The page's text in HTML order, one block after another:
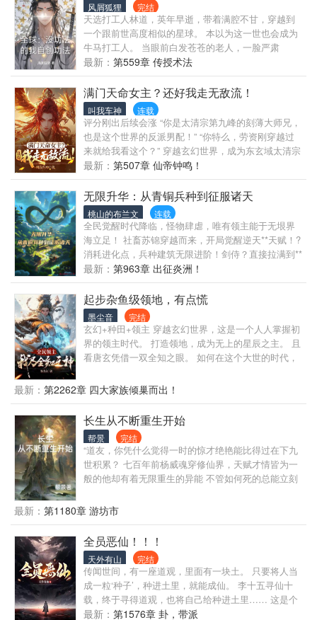
风屑狐狸 完结
天选打工人林道，英年早逝，带着满腔不甘，穿越到
一个跟前世高度相似的星球。 本以为这一世也会成为
牛马打工人。 当眼前白发苍苍的老人，一脸严肃
道：“少爷请节哀，老爷夫人已过逝，还请您保重身
体。” 说完慎重着递送来一份遗嘱，续道：“还请少爷
再遗嘱签上名字”。 林道一脸懵逼的接过遗嘱，签下名
字，难道老子这是财政自由了？ 直到着眼前的破败荒
凉的老宅，林道嘴唇抽搐，眼前一黑…… 这是未法时
代，修行者早己隐蔽山林，不被凡人所见。林道因一
块古老玉佩，开启一段传奇……
最新： 第559章 传授术法
满门天命女主？还好我走无敌流！
叫我车神 连载
评分刚出后续会涨 “你是太清宗第九峰的刻薄大师兄，
也是这个世界的反派男配！” “你特么，劳资刚穿越过
来就给我看这个？” 穿越玄幻世界，成为东玄域太清宗
第九峰首席大弟子的苏长歌睁开眼就看到了自己的结
局。 反派？ 你有见过这么帅的反派吗？ “？？？” “暖
床我勉强可以，暖心我怎么暖，胸口对胸口？” “我暖
你....”苏长歌脏话刚到嘴边，看到奖励是那悟性逆天之
后又咽了回去。 “哈哈哈，好啊，悟性逆天好！”
............ 我叫柳如烟。 是灵界女帝转世。 今天我正准
备和剥削了我三年的师兄摊牌了。 可渐渐我发现，原
来是我误会大师兄了。 “大师兄，对不起！”柳如烟愧
疚道。 苏长歌感受着暴涨的境界温润道：“傻丫头，没
事的...” “大师兄不善言辞，但对我们从不藏私！”女剑
仙宁扶摇笃定道。 “二师姐和大师姐说的都对！”万妖
女王涂幼幼如是说。 然而当师妹们眸然回首时才发
现，大师兄早就无敌诸天万界了！ 本书又名：
最新： 第507章 仙帝钟鸣！
无限升华：从青铜兵种到征服诸天
桃山的布兰文 连载
全民觉醒时代降临，怪物肆虐，唯有领主能于无垠界
海立足！ 社畜苏锦穿越而来，开局觉醒逆天**天赋！?
消耗进化点，兵种建筑无限进阶！剑侍？直接拉满到**
形态！属性暴涨500%？附加神级能力！ 诸天版本
最新： 第963章 出征炎洲！
起步杂鱼级领地，有点慌
墨尘音 完结
玄幻+种田+领主 穿越玄幻世界，这是一个人人掌握初
界的领主时代。 打造领地，成为无上的星辰之主。 且
看唐玄凭借一双全知之眼。 如何在这个大世的时代，
最新： 第2262章 四大家族倾巢而出！
长生从不断重生开始
帮景 完结
“道友，你凭什么觉得一时的惊才绝艳能比得过在下九
世积累？ 七百年前杨威魂穿修仙界，天赋才情皆为一
般的他却有着无限重生的异能 不管如何死的总能立刻
他有着超乎常人的修仙经验 七百年后历经八世轮回的
杨威终成“金丹大修”，“炼丹大师” 遗憾最终被人暗算身
死道消，好在杨威早有准备，提前便为第九世藏好丰
富的修行资源 “每个当下的刻苦都是在为下一世铺路，
既然此生不是天才，不是富哥，那就让下一世的自己
去成为！ 如今杨威带着一个储物袋轻松拜入曾经做梦
也高攀不起的修仙宗门，前期对应所需的“灵石，功
法，丹药，符箓，法器，阵盘……应有尽有，就连筑
最新： 第1180章 游坊市
全员恶仙！！！
天外有山 完结
传闻世间，有一座道观，里面有一块土。 只要将人当
成一粒‘种子’，种进土里，就能成仙。 李十五寻仙十
载，终于寻得道观，也将自己给种进土里…… 这是个
全员恶仙的世界。 慎入!!!
最新： 第1576章 卦，带派